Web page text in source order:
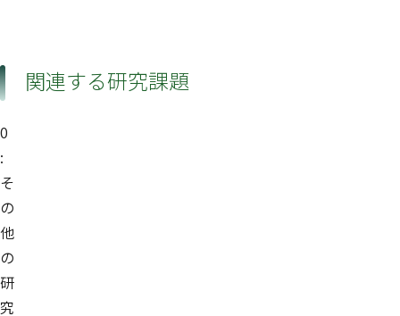
関連する研究課題
0
:
そ
の
他
の
研
究